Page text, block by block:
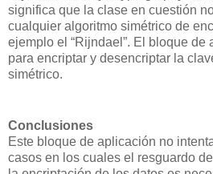
significa que la clase en cuestión
cualquier algoritmo simétrico de
ejemplo el “Rijndael”. El bloque de
para encriptar y desencriptar la
simétrico.
Conclusiones
Este bloque de aplicación no
casos en los cuales el resguardo